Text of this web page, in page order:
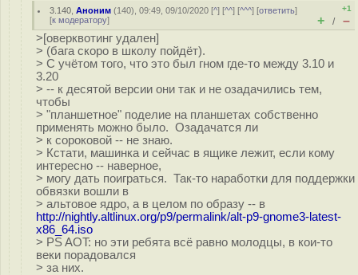
3.140 ,Аноним (140), 09:49, 09/10/2020 [^] [^^] [^^^] [ответить]
[к модератору]
+1
+ / –
>[оверквотинг удален]
> (бага скоро в школу пойдёт).
> С учётом того, что это был гном где-то между 3.10 и
3.20
> -- к десятой версии они так и не озадачились тем,
чтобы
> "планшетное" поделие на планшетах собственно
применять можно было. Озадачатся ли
> к сороковой -- не знаю.
> Кстати, машинка и сейчас в ящике лежит, если кому
интересно -- наверное,
> могу дать поиграться. Так-то наработки для поддержки
обвязки вошли в
> альтовое ядро, а в целом по образу -- в
http://nightly.altlinux.org/p9/permalink/alt-p9-gnome3-latest-
x86_64.iso
> PS AOT: но эти ребята всё равно молодцы, в кои-то
веки порадовался
> за них.